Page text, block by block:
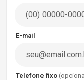
E-mail
Telefone fixo